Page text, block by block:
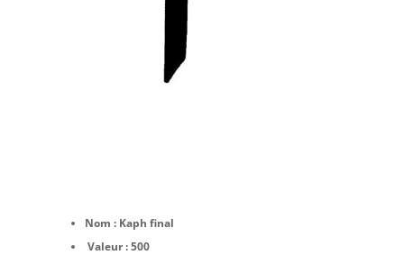
Nom : Kaph final
Valeur : 500